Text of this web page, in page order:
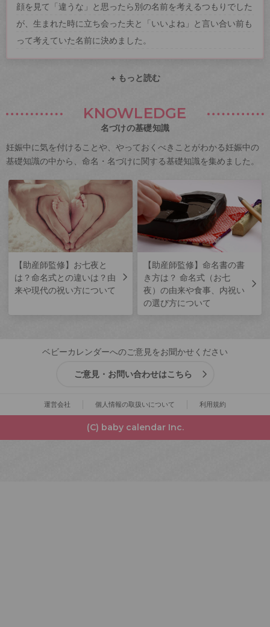
顔を見て「違うな」と思ったら別の名前を考えるつもりでした
が、生まれた時に立ち会った夫と「いいよね」と言い合い前も
って考えていた名前に決めました。
+ もっと読む
KNOWLEDGE
名づけの基礎知識
妊娠中に気を付けることや、やっておくべきことがわかる妊娠中の
基礎知識の中から、命名・名づけに関する基礎知識を集めました。
【助産師監修】お七夜と
は？命名式との違いは？由
来や現代の祝い方について
【助産師監修】命名書の書
き方は？ 命名式（お七
夜）の由来や食事、内祝い
の選び方について
ベビーカレンダーへのご意見をお聞かせください
ご意見・お問い合わせはこちら
運営会社 個人情報の取扱いについて 利用規約
(C) baby calendar Inc.